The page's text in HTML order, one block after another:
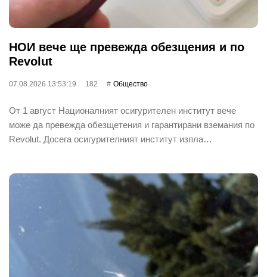
НОИ вече ще превежда обезщения и по
Revolut
07.08.2026 13:53:19 182 Общество
От 1 август Националният осигурителен институт вече
може да превежда обезщетения и гарантирани вземания по
Revolut. Досега осигурителният институт изпла…